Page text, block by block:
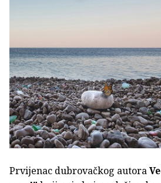
Prvijenac dubrovačkog autora